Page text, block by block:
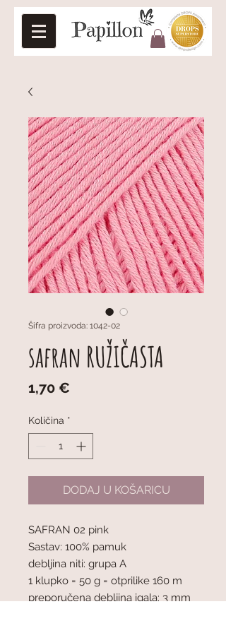
Šifra proizvoda: 1042-02
safran RUŽIČASTA
1,70 €
Količina *
DODAJ U KOŠARICU
SAFRAN 02 pink
Sastav: 100% pamuk
debljina niti: grupa A
1 klupko = 50 g = otprilike 160 m
preporučena debljina igala: 3 mm